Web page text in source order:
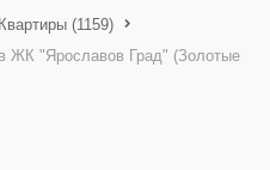
Квартиры (1159)
ЖК "Ярославов Град" (Золотые